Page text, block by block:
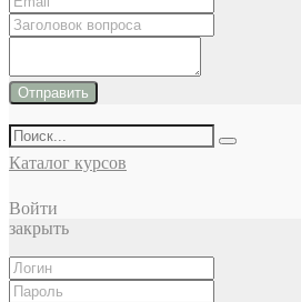
Отправить
Каталог курсов
Войти
закрыть